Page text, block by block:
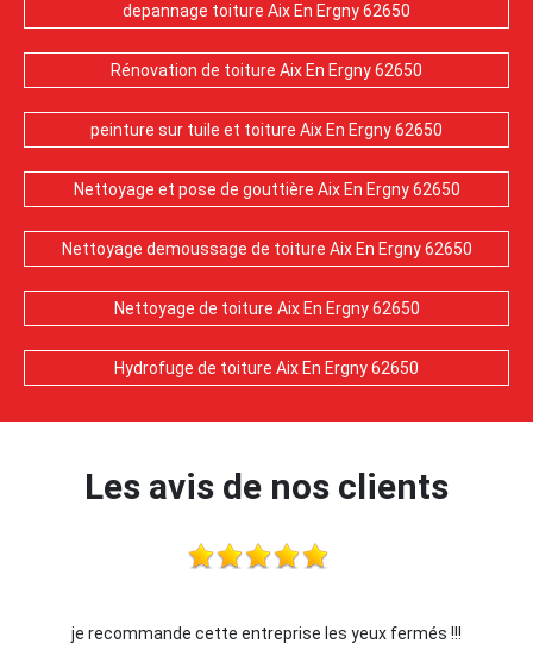
depannage toiture Aix En Ergny 62650
Rénovation de toiture Aix En Ergny 62650
peinture sur tuile et toiture Aix En Ergny 62650
Nettoyage et pose de gouttière Aix En Ergny 62650
Nettoyage demoussage de toiture Aix En Ergny 62650
Nettoyage de toiture Aix En Ergny 62650
Hydrofuge de toiture Aix En Ergny 62650
Les avis de nos clients
Je recommande !!